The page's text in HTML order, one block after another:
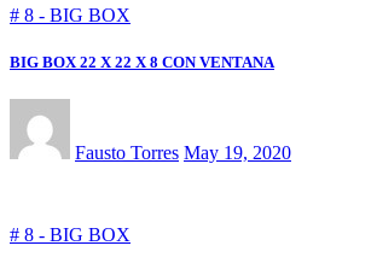
# 8 - BIG BOX
BIG BOX 22 X 22 X 8 CON VENTANA
Fausto Torres May 19, 2020
# 8 - BIG BOX